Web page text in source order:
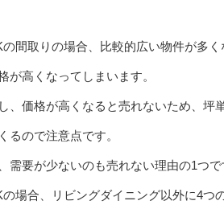
の間取りの場合、比較的広い物件が多
が高くなってしまいます。
、価格が高くなると売れないため、坪
るので注意点です。
需要が少ないのも売れない理由の1つで
の場合、リビングダイニング以外に4つ